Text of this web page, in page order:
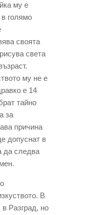
му е
голямо
своята
света
му не е
е 14
тайно
за
причина
допуснат в
да следва
В
в Разград, но